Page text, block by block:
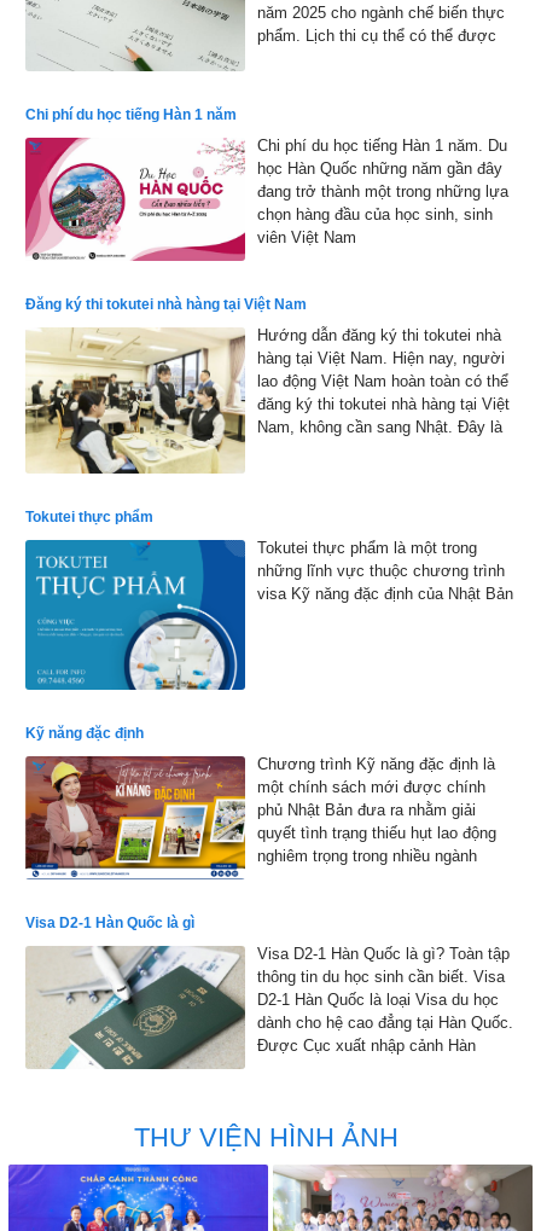
năm 2025 cho ngành chế biến thực
phẩm. Lịch thi cụ thể có thể được
2026
Chi phí du học tiếng Hàn 1 năm
Chi phí du học tiếng Hàn 1 năm. Du
học Hàn Quốc những năm gần đây
đang trở thành một trong những lựa
chọn hàng đầu của học sinh, sinh
viên Việt Nam
Đăng ký thi tokutei nhà hàng tại Việt Nam
Hướng dẫn đăng ký thi tokutei nhà
hàng tại Việt Nam. Hiện nay, người
lao động Việt Nam hoàn toàn có thể
đăng ký thi tokutei nhà hàng tại Việt
Nam, không cần sang Nhật. Đây là
Tokutei thực phẩm
Tokutei thực phẩm là một trong
những lĩnh vực thuộc chương trình
visa Kỹ năng đặc định của Nhật Bản
Kỹ năng đặc định
Chương trình Kỹ năng đặc định là
một chính sách mới được chính
phủ Nhật Bản đưa ra nhằm giải
quyết tình trạng thiếu hụt lao động
nghiêm trọng trong nhiều ngành
Visa D2-1 Hàn Quốc là gì
Visa D2-1 Hàn Quốc là gì? Toàn tập
thông tin du học sinh cần biết. Visa
D2-1 Hàn Quốc là loại Visa du học
dành cho hệ cao đẳng tại Hàn Quốc.
Được Cục xuất nhập cảnh Hàn
THƯ VIỆN HÌNH ẢNH